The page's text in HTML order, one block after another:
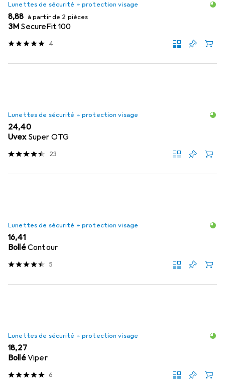
Lunettes de sécurité + protection visage
EUR
8,88 à partir de 2 pièces
3M SecureFit 100
4
Lunettes de sécurité + protection visage
EUR
24,40
Uvex Super OTG
23
Lunettes de sécurité + protection visage
EUR
16,41
BolléContour
5
Lunettes de sécurité + protection visage
EUR
18,27
BolléViper
6